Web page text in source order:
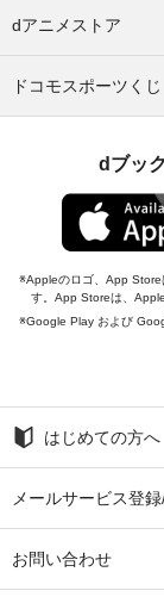
dアニメストア
ドコモスポーツくじ
dブッ
Appleのロゴ、App Store
す。App Storeは、
Google Play および
はじめての方へ
メールサービス登
お問い合わせ